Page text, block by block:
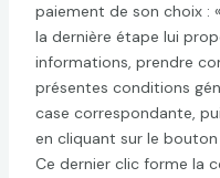
paiement de son choix :
la dernière étape lui
informations, prendre
présentes conditions
case correspondante,
en cliquant sur le
Ce dernier clic forme la